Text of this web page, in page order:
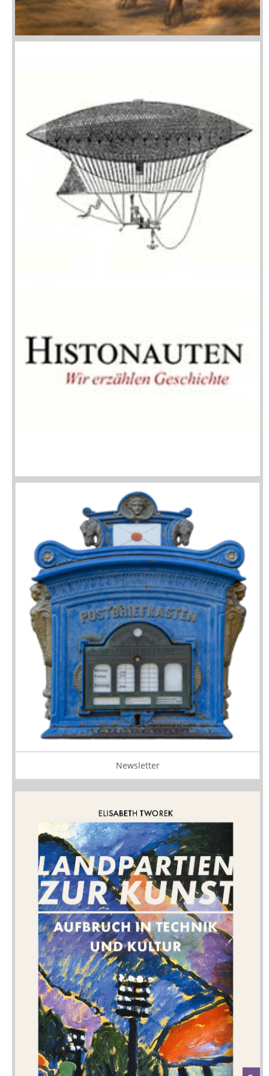
Newsletter